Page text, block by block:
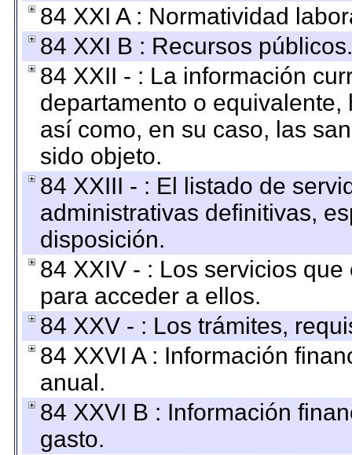
84 XXI A : Normatividad
84 XXI B : Recursos públicos.
84 XXII - : La información
departamento o
así como, en su caso, las
sido objeto.
84 XXIII - : El listado de
administrativas definitivas,
disposición.
84 XXIV - : Los servicios
para acceder a ellos.
84 XXV - : Los trámites,
84 XXVI A : Información
anual.
84 XXVI B : Información
gasto.